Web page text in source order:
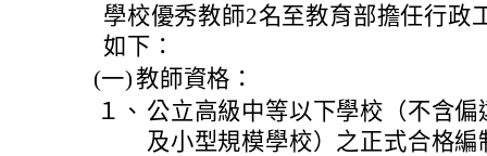
學校優秀教師2名至教育部擔任行政
如下：
(一)教師資格：
１、 公立高級中等以下學校（不含
及小型規模學校）之正式合格